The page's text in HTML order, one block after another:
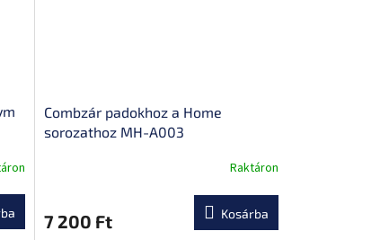
Combzár padokhoz a Home
sorozathoz MH-A003
Raktáron
7 200 Ft Kosárba